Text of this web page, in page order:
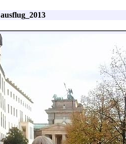
ausflug_2013